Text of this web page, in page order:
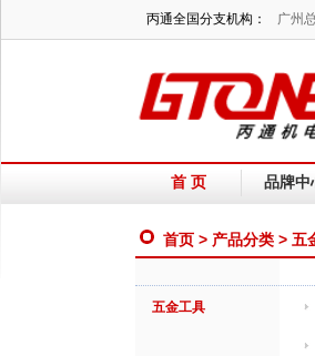
丙通全国分支机构： 广州
欢迎光临丙通
首 页 品牌中
首页 > 产品分类 > 五
五金工具